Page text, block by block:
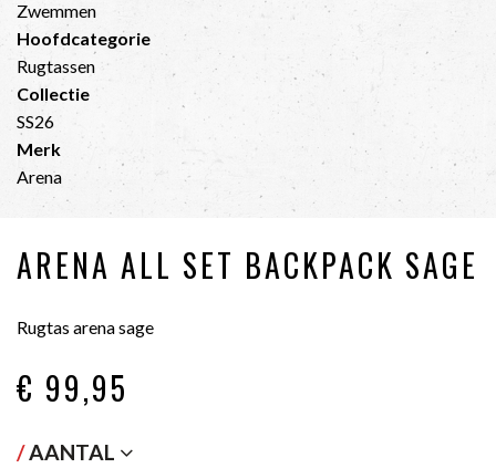
Zwemmen
Hoofdcategorie
Rugtassen
Collectie
SS26
Merk
Arena
ARENA ALL SET BACKPACK SAGE
Rugtas arena sage
€ 99,95
/AANTAL